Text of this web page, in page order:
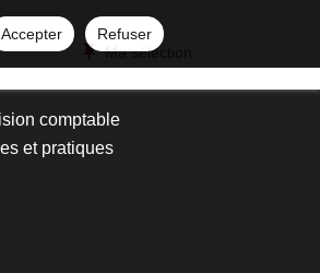
Accepter
Refuser
Ma sélection
comptable
et pratiques